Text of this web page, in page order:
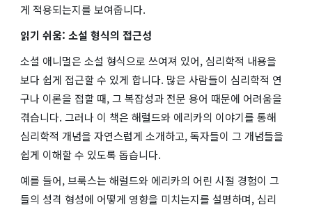
게 적용되는지를 보여줍니다.
읽기 쉬움: 소설 형식의 접근성
소셜 애니멀은 소설 형식으로 쓰여져 있어, 심리학적 내용을
보다 쉽게 접근할 수 있게 합니다. 많은 사람들이 심리학적 연
구나 이론을 접할 때, 그 복잡성과 전문 용어 때문에 어려움을
겪습니다. 그러나 이 책은 해럴드와 에리카의 이야기를 통해
심리학적 개념을 자연스럽게 소개하고, 독자들이 그 개념들을
쉽게 이해할 수 있도록 돕습니다.
예를 들어, 브룩스는 해럴드와 에리카의 어린 시절 경험이 그
들의 성격 형성에 어떻게 영향을 미치는지를 설명하며, 심리